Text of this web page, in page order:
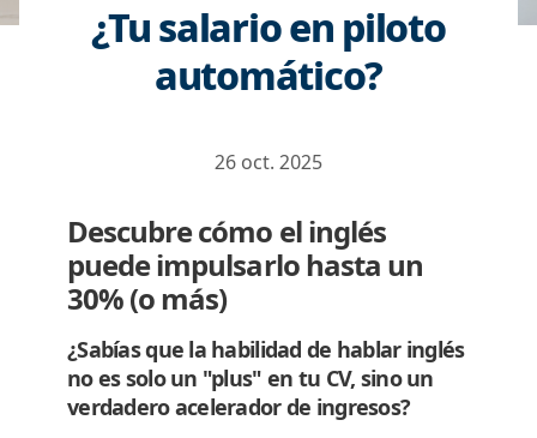
¿Tu salario en piloto
automático?
26 oct. 2025
Descubre cómo el inglés
puede impulsarlo hasta un
30% (o más)
¿Sabías que la habilidad de hablar inglés
no es solo un "plus" en tu CV, sino un
verdadero acelerador de ingresos?